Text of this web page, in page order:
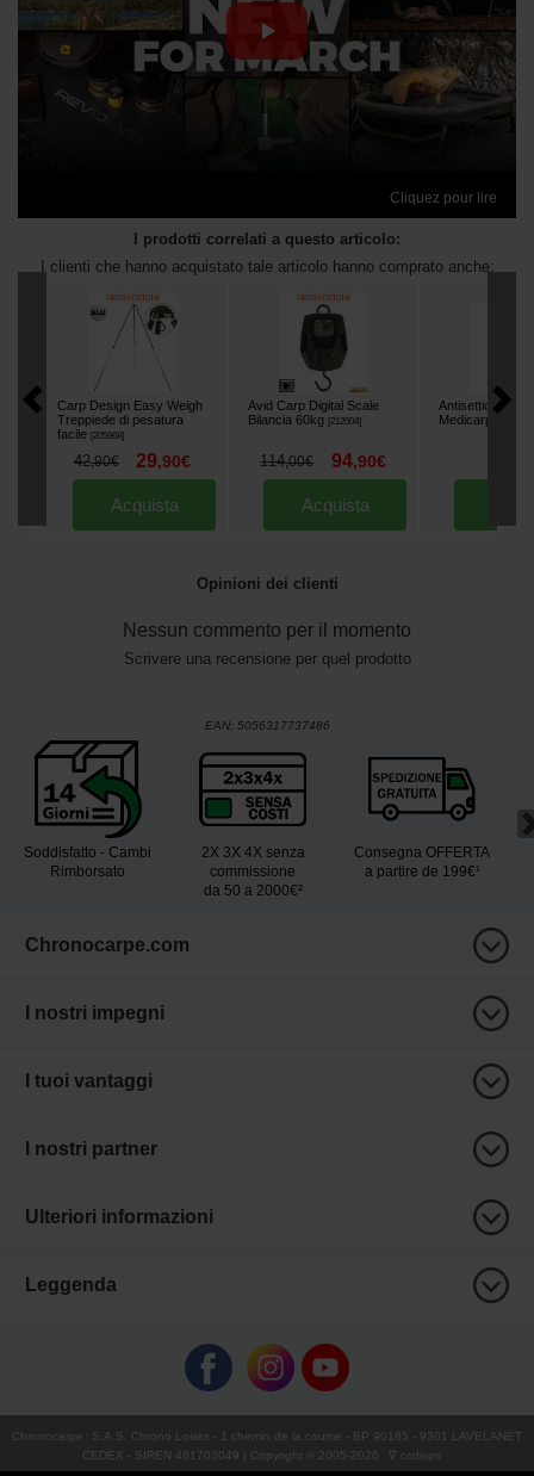
Cliquez pour lire
I prodotti correlati a questo articolo:
I clienti che hanno acquistato tale articolo hanno comprato anche:
Carp Design Easy Weigh
Treppiede di pesatura
facile
205968]
42,90€ 29,90€
Acquista
Avid Carp Digital Scale
Bilancia 60kg
212004]
114,00€ 94,90€
Acquista
Antisettico Pro
Medicarp 30ml
Opinioni dei clienti
Nessun commento per il momento
Scrivere una recensione per quel prodotto
EAN: 5056317737486
Soddisfatto - Cambi
Rimborsato
2X 3X 4X senza
commissione
da 50 a 2000€²
Consegna OFFERTA
a partire de 199€¹
Chronocarpe.com
I nostri impegni
I tuoi vantaggi
I nostri partner
Ulteriori informazioni
Leggenda
Chronocarpe : S.A.S. Chrono Loisirs - 1 chemin de la coume - BP 90185 - 9301 LAVELANET
CEDEX - SIREN 481703049 | Copyright © 2005-2026 ∇ ccdispo